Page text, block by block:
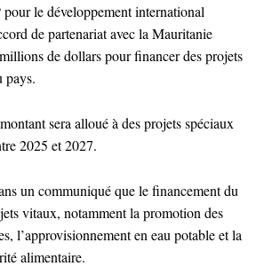
le développement international
de partenariat avec la Mauritanie
de dollars pour financer des projets
pays.
sera alloué à des projets spéciaux
2025 et 2027.
un communiqué que le financement du
vitaux, notamment la promotion des
l’approvisionnement en eau potable et la
alimentaire.